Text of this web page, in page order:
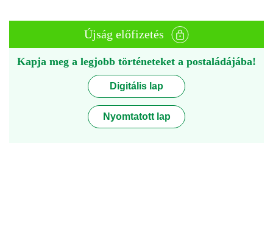
Újság előfizetés
Kapja meg a legjobb történeteket a postaládájába!
Digitális lap
Nyomtatott lap